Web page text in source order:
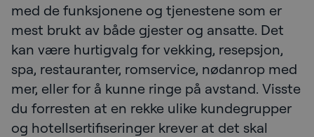
med de funksjonene og tjenestene som er
mest brukt av både gjester og ansatte. Det
kan være hurtigvalg for vekking, resepsjon,
spa, restauranter, romservice, nødanrop med
mer, eller for å kunne ringe på avstand. Visste
du forresten at en rekke ulike kundegrupper
og hotellsertifiseringer krever at det skal